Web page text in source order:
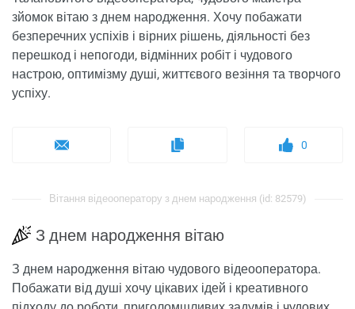
зйомок вітаю з днем ​​народження. Хочу побажати
безперечних успіхів і вірних рішень, діяльності без
перешкод і непогоди, відмінних робіт і чудового
настрою, оптимізму душі, життєвого везіння та творчого
успіху.
0
Вітання відеооператору з днем ​​народження (id: 82579)
З днем ​​народження вітаю
З днем ​​народження вітаю чудового відеооператора.
Побажати від душі хочу цікавих ідей і креативного